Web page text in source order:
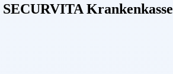
SECURVITA Krankenkasse